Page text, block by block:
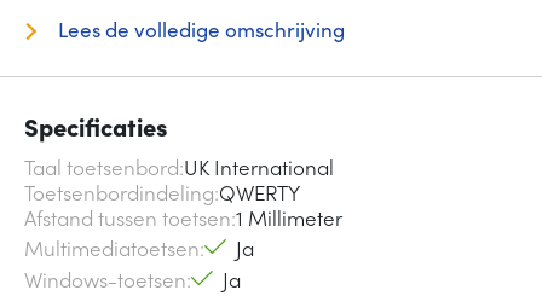
Lees de volledige omschrijving
Specificaties
Taal toetsenbord UK International
Toetsenbordindeling QWERTY
Afstand tussen toetsen 1 Millimeter
Multimediatoetsen
Ja
Windows-toetsen
Ja